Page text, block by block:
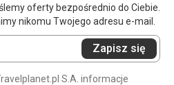
oferty bezpośrednio do Ciebie.
nikomu Twojego adresu e-mail.
Zapisz się
S.A. informacje